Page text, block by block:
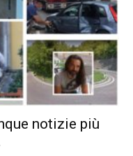
notizie più